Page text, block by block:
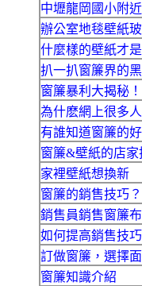
中壢龍岡國小附
辦公室地毯壁紙
什麼樣的壁紙才
扒一扒窗簾界的
窗簾暴利大揭秘
為什麽網上很多
有誰知道窗簾的
窗簾&壁紙的店家
家裡壁紙想換新
窗簾的銷售技巧？
銷售員銷售窗簾
如何提高銷售技
訂做窗簾，選擇
窗簾知識介紹